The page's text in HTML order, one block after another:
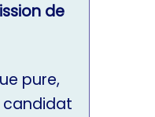
de
pure,
candidat